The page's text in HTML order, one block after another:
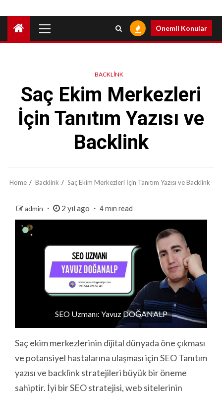
Menu
Önemli Konular
BACKLINK
Saç Ekim Merkezleri
İçin Tanıtım Yazısı ve
Backlink
Home Backlink Saç Ekim Merkezleri İçin Tanıtım Yazısı ve Backlink
admin 2 yıl ago 4 min read
SEO Uzmanı: Yavuz DOĞANALP
Saç ekim merkezlerinin dijital dünyada öne çıkması
ve potansiyel hastalarına ulaşması için SEO Tanıtım
yazısı ve backlink stratejileri büyük bir öneme
sahiptir. İyi bir SEO stratejisi, web sitelerinin